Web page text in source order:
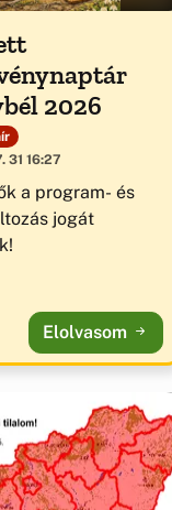
2026
31 16:27
a program- és
jogát
Elolvasom